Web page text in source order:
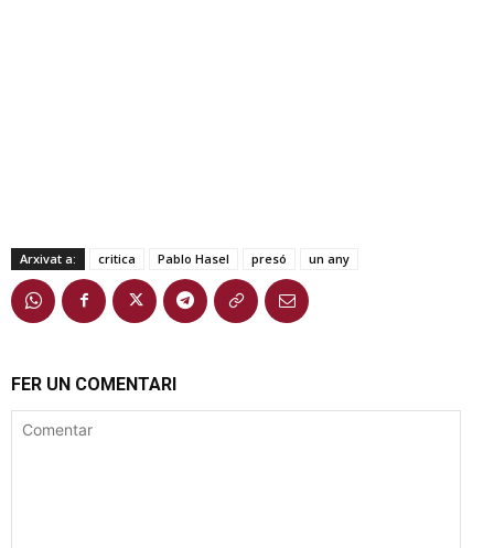
Arxivat a: critica Pablo Hasel presó un any
FER UN COMENTARI